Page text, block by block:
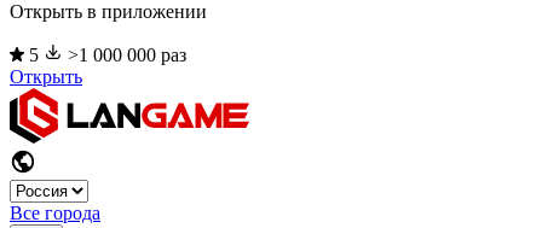
Открыть в приложении
5
>1 000 000 раз
Открыть
Все города